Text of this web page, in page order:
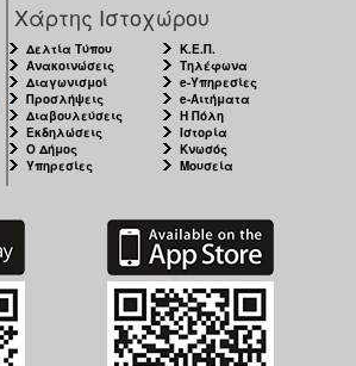
Χάρτης Ιστοχώρου
Δελτία Τύπου
Ανακοινώσεις
Διαγωνισμοί
Προσλήψεις
Διαβουλεύσεις
Εκδηλώσεις
Ο Δήμος
Υπηρεσίες
Κ.Ε.Π.
Τηλέφωνα
e-Υπηρεσίες
e-Αιτήματα
Η Πόλη
Ιστορία
Κνωσός
Μουσεία